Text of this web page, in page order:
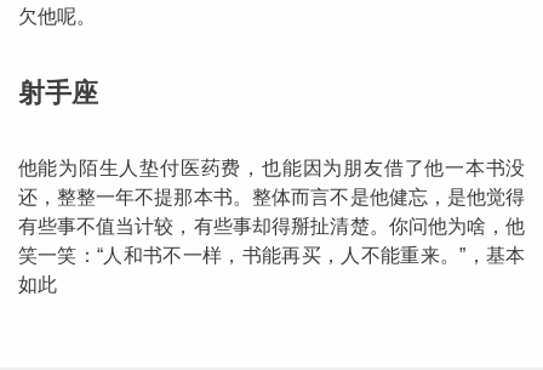
欠他呢。
射手座
他能为陌生人垫付医药费，也能因为朋友借了他一本书没
还，整整一年不提那本书。整体而言不是他健忘，是他觉得
有些事不值当计较，有些事却得掰扯清楚。你问他为啥，他
笑一笑：“人和书不一样，书能再买，人不能重来。”，基本
如此